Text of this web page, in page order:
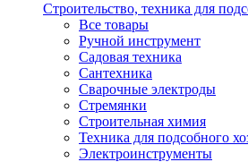
Строительство, техника для
Все товары
Ручной инструмент
Садовая техника
Сантехника
Сварочные электроды
Стремянки
Строительная химия
Техника для подсобного
Электроинструменты